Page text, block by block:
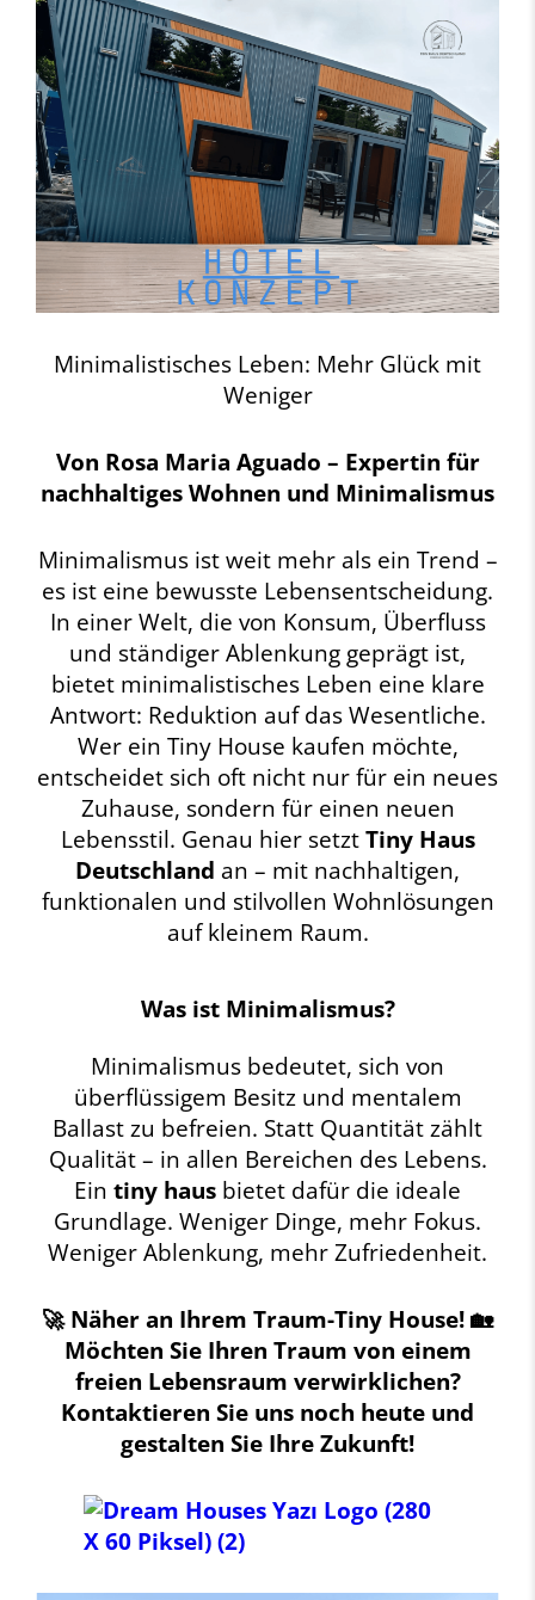
Minimalistisches Leben: Mehr Glück mit
Weniger
Von Rosa Maria Aguado – Expertin für
nachhaltiges Wohnen und Minimalismus
Minimalismus ist weit mehr als ein Trend –
es ist eine bewusste Lebensentscheidung.
In einer Welt, die von Konsum, Überfluss
und ständiger Ablenkung geprägt ist,
bietet minimalistisches Leben eine klare
Antwort: Reduktion auf das Wesentliche.
Wer ein Tiny House kaufen möchte,
entscheidet sich oft nicht nur für ein neues
Zuhause, sondern für einen neuen
Lebensstil. Genau hier setzt Tiny Haus
Deutschland an – mit nachhaltigen,
funktionalen und stilvollen Wohnlösungen
auf kleinem Raum.
Was ist Minimalismus?
Minimalismus bedeutet, sich von
überflüssigem Besitz und mentalem
Ballast zu befreien. Statt Quantität zählt
Qualität – in allen Bereichen des Lebens.
Ein tiny haus bietet dafür die ideale
Grundlage. Weniger Dinge, mehr Fokus.
Weniger Ablenkung, mehr Zufriedenheit.
🚀 Näher an Ihrem Traum-Tiny House! 🏡
Möchten Sie Ihren Traum von einem
freien Lebensraum verwirklichen?
Kontaktieren Sie uns noch heute und
gestalten Sie Ihre Zukunft!